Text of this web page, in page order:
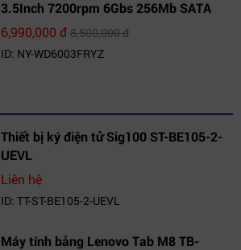
3.5Inch 7200rpm 6Gbs 256Mb SATA
(WD6003FRYZ)
6,990,000 đ8,500,000 đ
ID: NY-WD6003FRYZ
Thiết bị ký điện tử Sig100 ST-BE105-2-
UEVL
Liên hệ
ID: TT-ST-BE105-2-UEVL
Máy tính bảng Lenovo Tab M8 TB-